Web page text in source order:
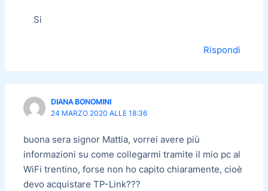
Si
Rispondi
DIANA BONOMINI
24 MARZO 2020 ALLE 18:36
buona sera signor Mattia, vorrei avere più
informazioni su come collegarmi tramite il mio pc al
WiFi trentino, forse non ho capito chiaramente, cioè
devo acquistare TP-Link???